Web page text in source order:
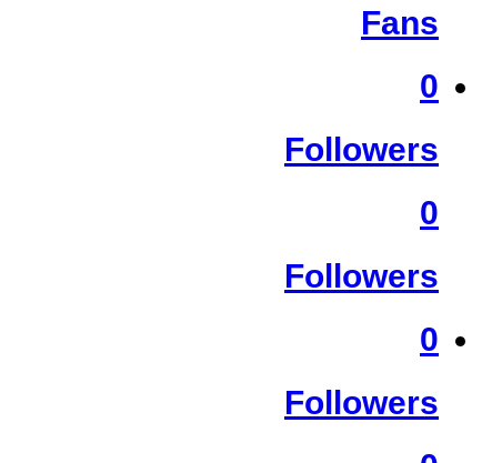
Fans
0
Followers
0
Followers
0
Followers